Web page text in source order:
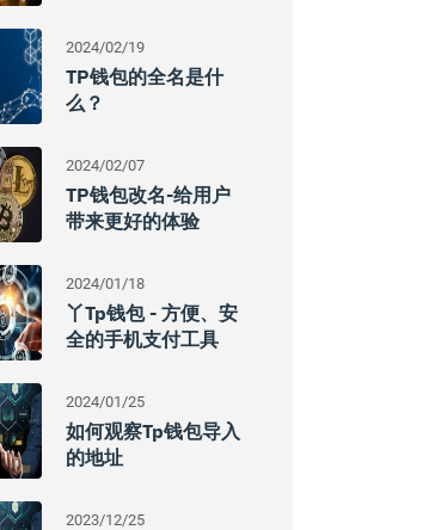
2024/02/19
TP钱包的全名是什
么？
2024/02/07
TP钱包改名-给用户
带来更好的体验
2024/01/18
丫tp钱包 - 方便、安
全的手机支付工具
2024/01/25
如何观察tp钱包导入
的地址
2023/12/25